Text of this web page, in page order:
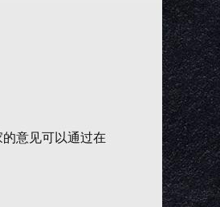
意见可以通过在